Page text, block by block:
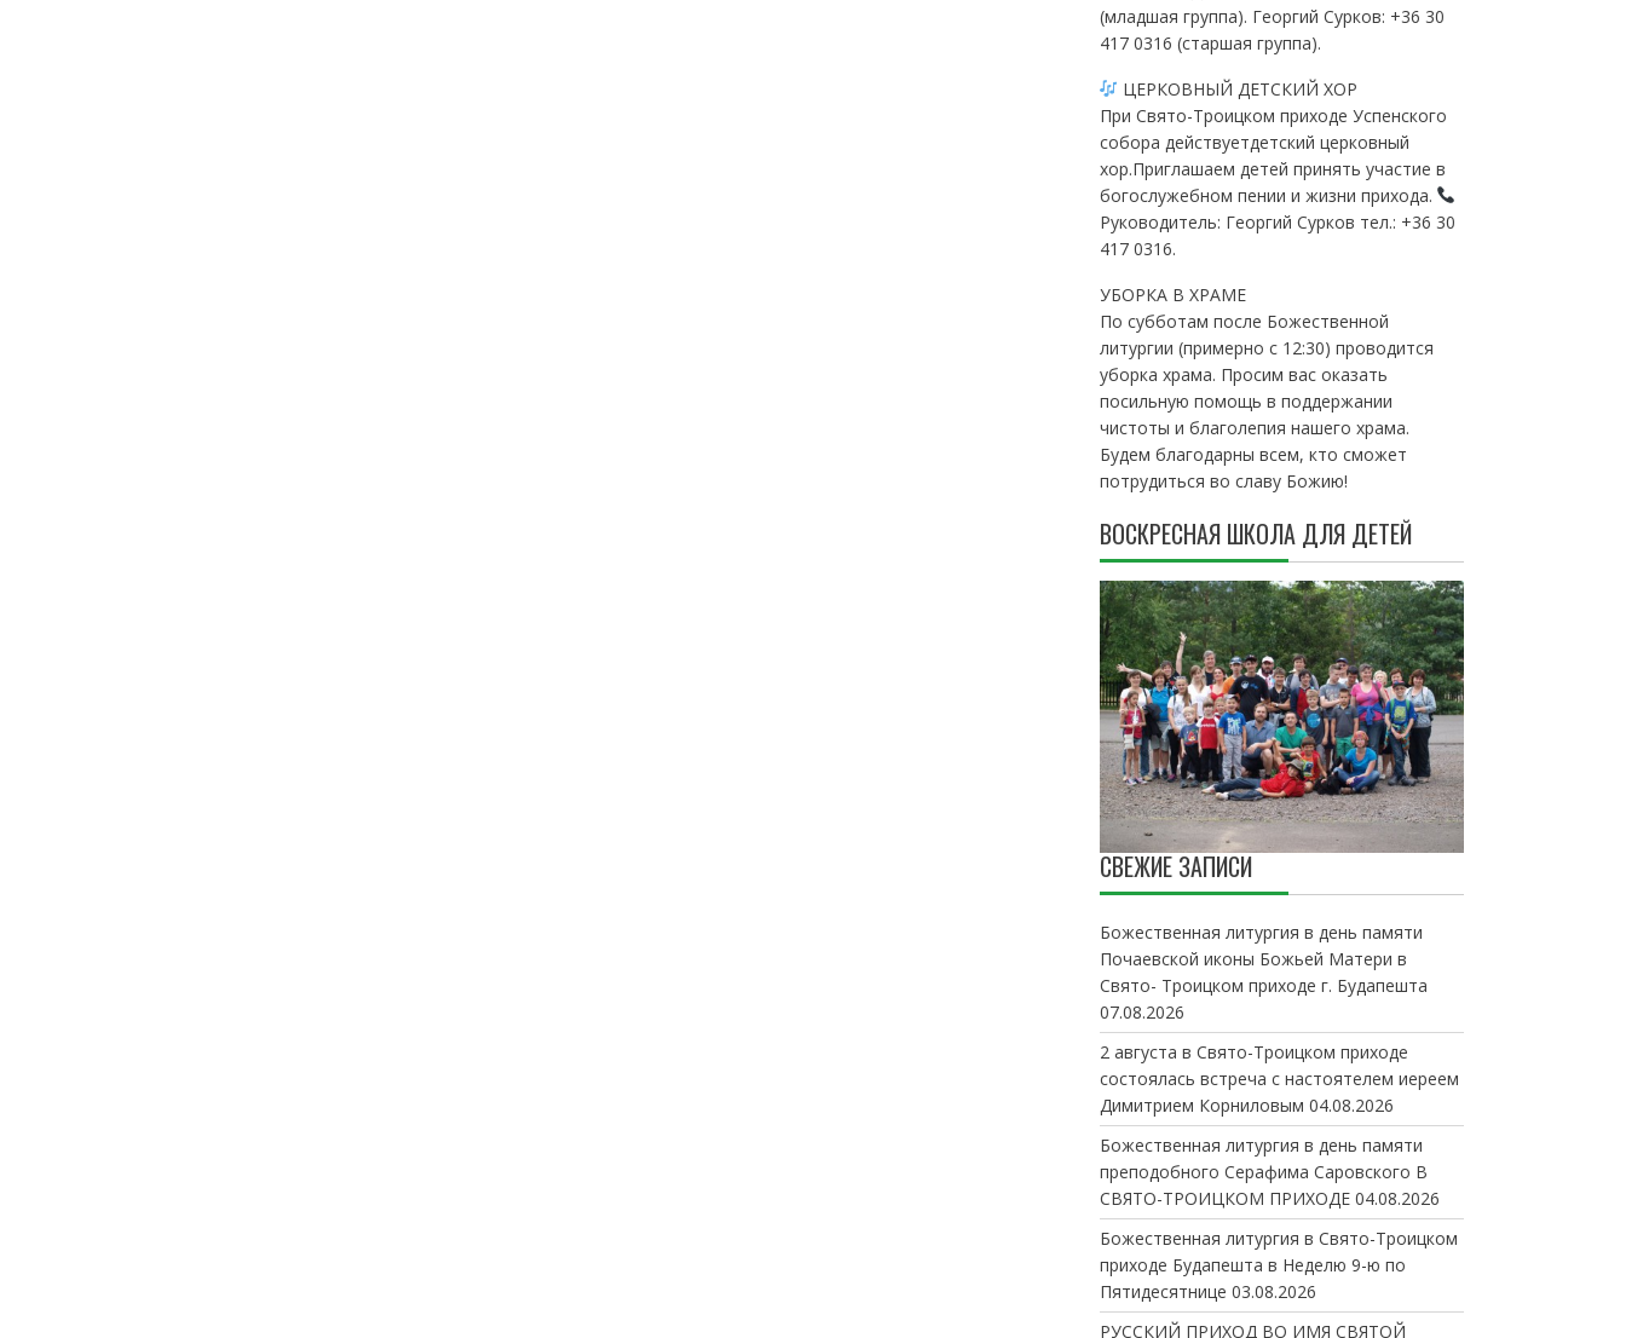
(младшая группа). Георгий Сурков: +36 30
417 0316 (старшая группа).
ЦЕРКОВНЫЙ ДЕТСКИЙ ХОР
При Свято-Троицком приходе Успенского
собора действуетдетский церковный
хор.Приглашаем детей принять участие в
богослужебном пении и жизни прихода.
Руководитель: Георгий Сурков тел.: +36 30
417 0316.
УБОРКА В ХРАМЕ
По субботам после Божественной
литургии (примерно с 12:30) проводится
уборка храма. Просим вас оказать
посильную помощь в поддержании
чистоты и благолепия нашего храма.
Будем благодарны всем, кто сможет
потрудиться во славу Божию!
ВОСКРЕСНАЯ ШКОЛА ДЛЯ ДЕТЕЙ
СВЕЖИЕ ЗАПИСИ
Божественная литургия в день памяти
Почаевской иконы Божьей Матери в
Свято- Троицком приходе г. Будапешта
07.08.2026
2 августа в Свято-Троицком приходе
состоялась встреча с настоятелем иереем
Димитрием Корниловым 04.08.2026
Божественная литургия в день памяти
преподобного Серафима Саровского В
СВЯТО-ТРОИЦКОМ ПРИХОДЕ 04.08.2026
Божественная литургия в Свято-Троицком
приходе Будапешта в Неделю 9-ю по
Пятидесятнице 03.08.2026
РУССКИЙ ПРИХОД ВО ИМЯ СВЯТОЙ